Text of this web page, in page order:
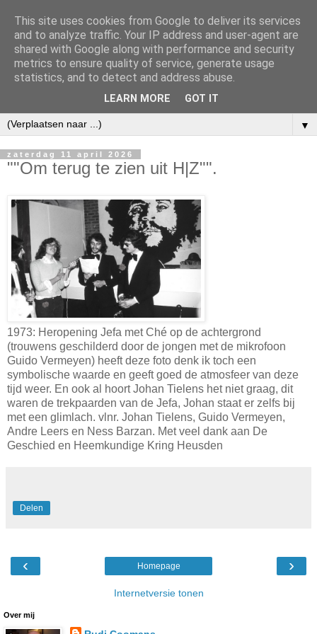
▼
zaterdag 11 april 2026
""Om terug te zien uit H|Z"".
1973: Heropening Jefa met Ché op de achtergrond
(trouwens geschilderd door de jongen met de mikrofoon
Guido Vermeyen) heeft deze foto denk ik toch een
symbolische waarde en geeft goed de atmosfeer van deze
tijd weer. En ook al hoort Johan Tielens het niet graag, dit
waren de trekpaarden van de Jefa, Johan staat er zelfs bij
met een glimlach. vlnr. Johan Tielens, Guido Vermeyen,
Andre Leers en Ness Barzan. Met veel dank aan De
Geschied en Heemkundige Kring Heusden
Delen
‹ ›
Homepage
Internetversie tonen
Over mij
This site uses cookies from Google to deliver its services
and to analyze traffic. Your IP address and user-agent are
shared with Google along with performance and security
metrics to ensure quality of service, generate usage
statistics, and to detect and address abuse.
LEARN MORE GOT IT